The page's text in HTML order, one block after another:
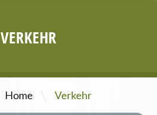
VERKEHR
Home \ Verkehr